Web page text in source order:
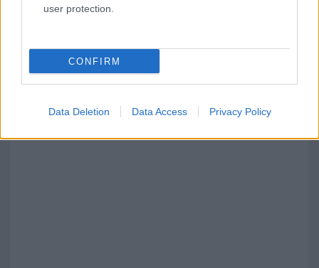
user protection.
CONFIRM
Data Deletion Data Access Privacy Policy